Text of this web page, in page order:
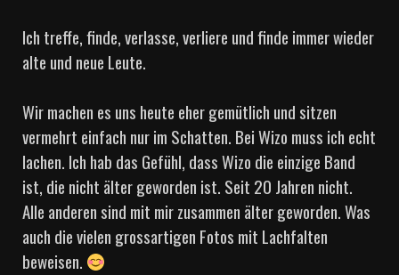
Ich treffe, finde, verlasse, verliere und finde immer wieder
alte und neue Leute.
Wir machen es uns heute eher gemütlich und sitzen
vermehrt einfach nur im Schatten. Bei Wizo muss ich echt
lachen. Ich hab das Gefühl, dass Wizo die einzige Band
ist, die nicht älter geworden ist. Seit 20 Jahren nicht.
Alle anderen sind mit mir zusammen älter geworden. Was
auch die vielen grossartigen Fotos mit Lachfalten
beweisen.